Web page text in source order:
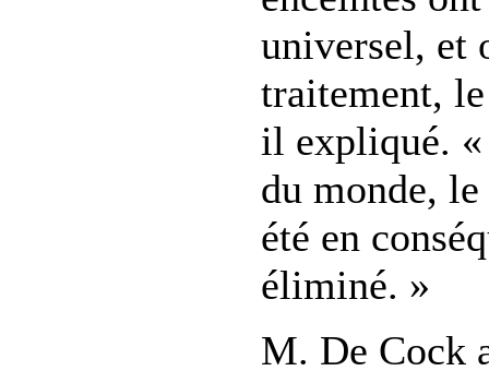
universel, et
traitement,
il expliqué. «
du monde, le
été en
éliminé. »
M. De Cock